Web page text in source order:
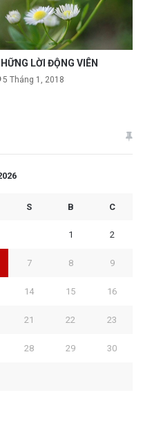
LỜI ĐỘNG VIÊN
5 Tháng 1, 2018
S B C
1 2
7 8 9
14 15 16
21 22 23
28 29 30